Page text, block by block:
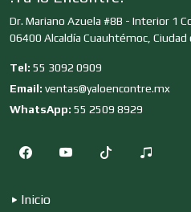
Compresores de aire
Dr. Mariano Azuela #8B - Interior 1
06400 Alcaldía Cuauhtémoc, Ciudad
Tel: 55 3092 0909
Email: ventas@yaloencontre.mx
WhatsApp: 55 2509 8929
Inicio